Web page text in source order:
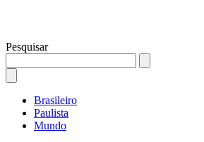
Pesquisar
Brasileiro
Paulista
Mundo